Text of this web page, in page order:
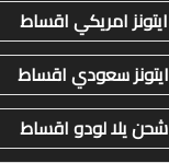
ايتونز امريكي اقساط
ايتونز سعودي اقساط
شحن يلا لودو اقساط